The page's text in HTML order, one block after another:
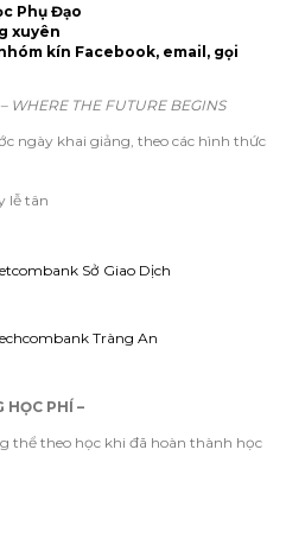
Phụ Đạo
xuyên
kín Facebook, email, gọi
WHERE THE FUTURE BEGINS
ngày khai giảng, theo các hình thức
lễ tân
Sở Giao Dịch
Tràng An
HỌC PHÍ –
thể theo học khi đã hoàn thành học